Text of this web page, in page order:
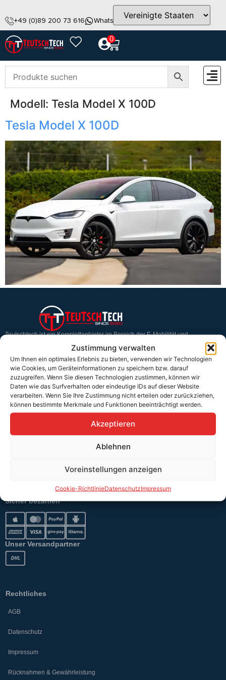
Zustimmung verwalten
Um Ihnen ein optimales Erlebnis zu bieten, verwenden wir Technologien
wie Cookies, um Geräteinformationen zu speichern bzw. darauf
zuzugreifen. Wenn Sie diesen Technologien zustimmen, können wir
Daten wie das Surfverhalten oder eindeutige IDs auf dieser Website
verarbeiten. Wenn Sie Ihre Zustimmung nicht erteilen oder zurückziehen,
können bestimmte Merkmale und Funktionen beeinträchtigt werden.
Akzeptieren
Ablehnen
Voreinstellungen anzeigen
Cookie-RichtlinieDatenschutzImpressum
+49 (0)89 200 73 616 WhatsApp info@teutschtech.com
0
Modell: Tesla Model X 100D
Tesla Model X 100D
Teutschtech ist ein Komplettanbieter im Bereich der E-Mobilität und
erneuerbaren Energien. Auf unserer Homepage findest du eine ausführliche
Übersicht über unsere Produkte und Dienstleistungen.
Service & Hilfe
Kontakt
Widerrufsbelehrung
Rücknahmen & Gewährleistung
Sicher bezahlen
Unser Versandpartner
Rechtliches
AGB
Datenschutz
Impressum
Rücknahmen & Gewährleistung